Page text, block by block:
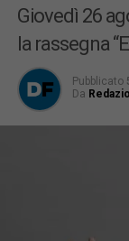
Giovedì 26
la rassegna
Pubblicato
Da